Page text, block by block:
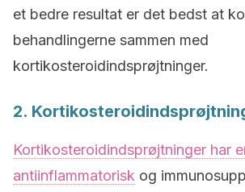
et bedre resultat er det bedst at
behandlingerne sammen med
kortikosteroidindsprøjtninger.
2.
Kortikosteroidindsprøjtninger har
antiinflammatorisk og